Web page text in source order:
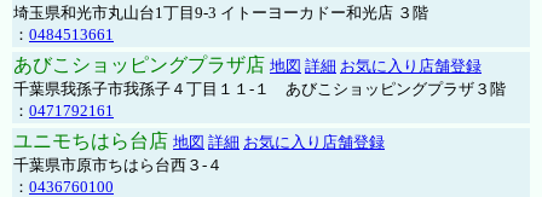
埼玉県和光市丸山台1丁目9-3 イトーヨーカドー和光店 ３階
： 0484513661
あびこショッピングプラザ店 地図 詳細 お気に入り店舗登録
千葉県我孫子市我孫子４丁目１１-１ あびこショッピングプラザ３階
： 0471792161
ユニモちはら台店 地図 詳細 お気に入り店舗登録
千葉県市原市ちはら台西３-４
： 0436760100